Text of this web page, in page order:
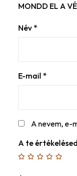
MONDD EL A
Név *
E-mail *
A nevem, e-
A te értékelésed